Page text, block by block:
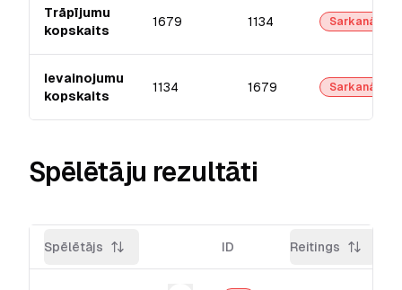
Trāpījumu
kopskaits
1679 1134 Sarkanā
Ievainojumu
kopskaits
1134 1679 Sarkanā
Spēlētāju rezultāti
Spēlētājs ID Reitings